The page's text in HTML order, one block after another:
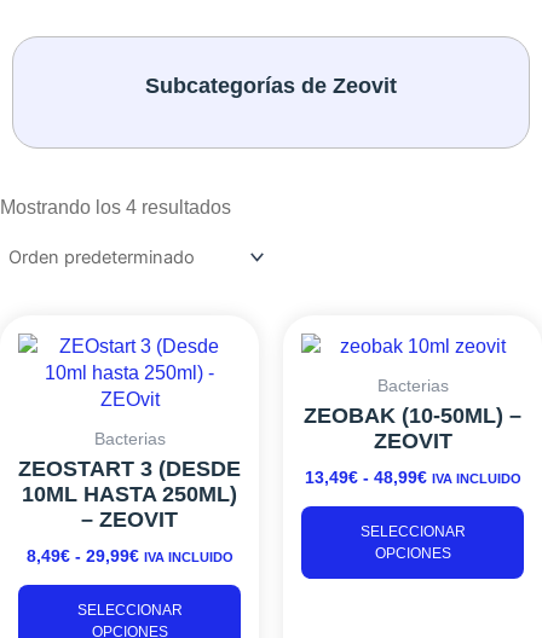
Subcategorías de Zeovit
Mostrando los 4 resultados
Bacterias
ZEOSTART 3 (DESDE
10ML HASTA 250ML)
– ZEOVIT
8,49€ - 29,99€
DE
PRECIOS:
DESDE
29,99€
IVA INCLUIDO
SELECCIONAR
OPCIONES
producto
múltiples
opciones
en
Bacterias
ZEOBAK (10-50ML) –
ZEOVIT
13,49€ - 48,99€
DE
PRECIOS:
13,49€
HASTA
48,99€
IVA INCLUIDO
SELECCIONAR
OPCIONES
se